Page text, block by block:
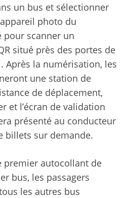
un bus et sélectionner
photo du
pour scanner un
situé près des portes de
Après la numérisation, les
une station de
de déplacement,
et l’écran de validation
présenté au conducteur
billets sur demande.
premier autocollant de
bus, les passagers
les autres bus